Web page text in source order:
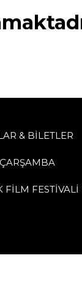
& BİLETLER
FİLM FESTİVALİ